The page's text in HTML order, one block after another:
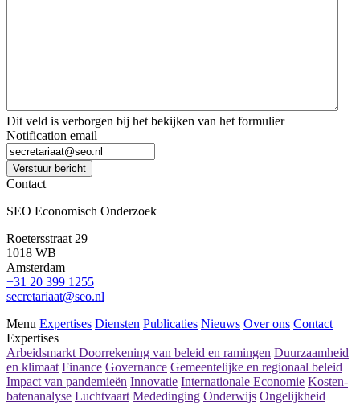
Dit veld is verborgen bij het bekijken van het formulier
Notification email
Verstuur bericht
Contact
SEO Economisch Onderzoek
Roetersstraat 29
1018 WB
Amsterdam
+31 20 399 1255
secretariaat@seo.nl
Menu Expertises Diensten Publicaties Nieuws Over ons Contact
Expertises
Arbeidsmarkt Doorrekening van beleid en ramingen Duurzaamheid
en klimaat Finance Governance Gemeentelijke en regionaal beleid
Impact van pandemieën Innovatie Internationale Economie Kosten-
batenanalyse Luchtvaart Mededinging Onderwijs Ongelijkheid